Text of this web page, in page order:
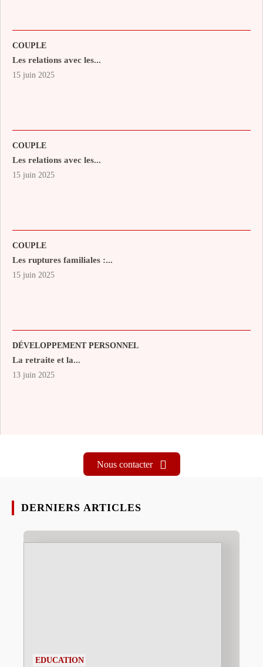
COUPLE
Les relations avec les...
15 juin 2025
COUPLE
Les relations avec les...
15 juin 2025
COUPLE
Les ruptures familiales :...
15 juin 2025
DÉVELOPPEMENT PERSONNEL
La retraite et la...
13 juin 2025
Nous contacter
DERNIERS ARTICLES
EDUCATION